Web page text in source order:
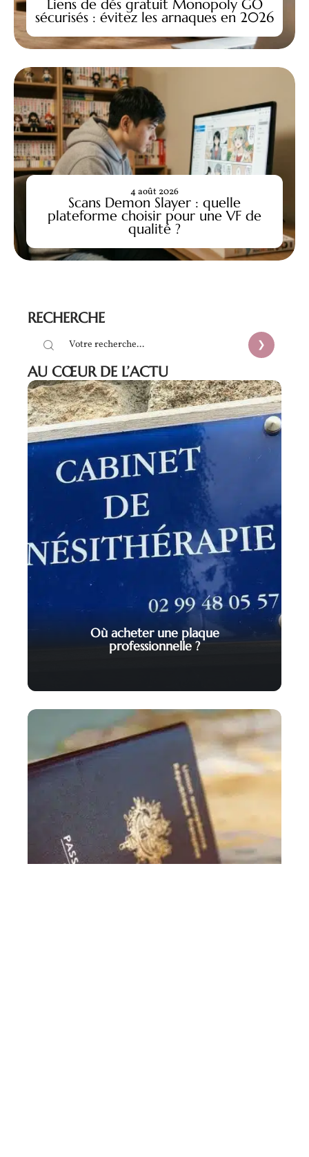
Liens de dés gratuit Monopoly GO
sécurisés : évitez les arnaques en 2026
Scans Demon Slayer : quelle
plateforme choisir pour une VF de
qualité ?
4 août 2026
RECHERCHE
AU CŒUR DE L’ACTU
Où acheter une plaque
professionnelle ?